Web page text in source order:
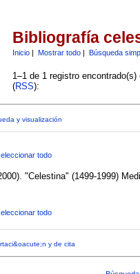
Bibliografía
Inicio| Mostrar todo| Búsqueda
1–1 de 1 registro
(RSS):
y visualización
todo
"Celestina" (1499-1999)
todo
y de cita